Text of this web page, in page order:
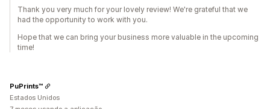
Thank you very much for your lovely review! We're grateful that we
had the opportunity to work with you.
Hope that we can bring your business more valuable in the upcoming
time!
PuPrints™️
Estados Unidos